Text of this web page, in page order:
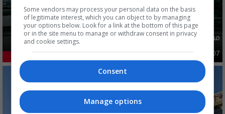
مصدر يوضح ما حصل في بغداد ليلة امس وفجر اليوم
03:02 | 2026-08-07
Some vendors may process your personal data on the basis
of legitimate interest, which you can object to by managing
your options below. Look for a link at the bottom of this page
or in the site menu to manage or withdraw consent in privacy
and cookie settings.
Consent
Manage options